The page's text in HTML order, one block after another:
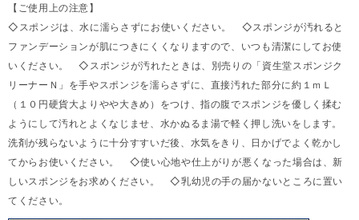
【ご使用上の注意】
◇スポンジは、水に濡らさずにお使いください。 ◇スポンジが汚れると
ファンデーションが肌につきにくくなりますので、いつも清潔にしてお使
いください。 ◇スポンジが汚れたときは、別売りの「資生堂スポンジク
リーナーＮ」を手やスポンジを濡らさずに、直接汚れた部分に約１ｍＬ
（１０円硬貨大よりやや大きめ）をつけ、指の腹でスポンジを優しく揉む
ようにして汚れとよくなじませ、水かぬるま湯で軽く押し洗いをします。
洗剤が残らないように十分すすいだ後、水気をきり、日かげでよく乾かし
てからお使いください。 ◇使い心地や仕上がりが悪くなった場合は、新
しいスポンジをお求めください。 ◇乳幼児の手の届かないところに置い
てください。